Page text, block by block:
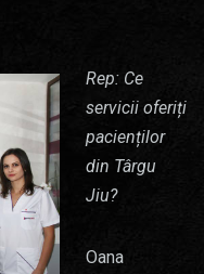
Rep: Ce
servicii oferiți
pacienților
din Târgu
Jiu?
Oana